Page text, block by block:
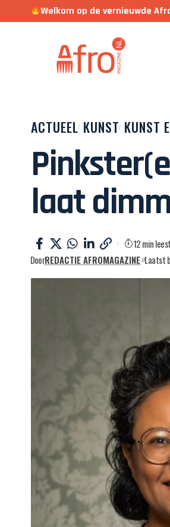
Welkom op de vernieuwde
ACTUEEL KUNST KUNST
laat
DoorREDACTIE AFROMAGAZINE Laatst
12 min